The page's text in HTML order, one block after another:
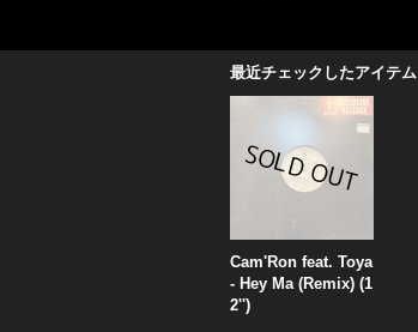
最近チェックしたアイテム
Cam'Ron feat. Toya
- Hey Ma (Remix) (1
2'')